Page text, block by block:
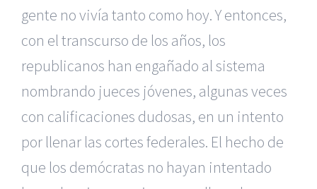
gente no vivía tanto como hoy. Y entonces,
con el transcurso de los años, los
republicanos han engañado al sistema
nombrando jueces jóvenes, algunas veces
con calificaciones dudosas, en un intento
por llenar las cortes federales. El hecho de
que los demócratas no hayan intentado